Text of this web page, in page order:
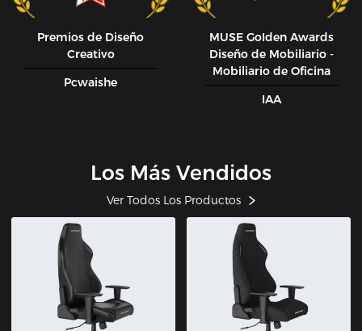
Premios de Diseño
Creativo
Pcwaishe
MUSE GoIden Awards
Diseño de Mobiliario -
Mobiliario de Oficina
IAA
Los Más Vendidos
Ver Todos Los Productos